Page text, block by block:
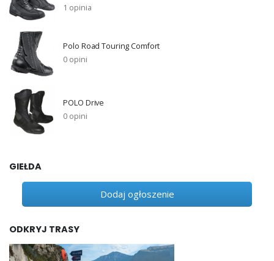
1 opinia
Polo Road Touring Comfort
0 opini
POLO Drive
0 opini
GIEŁDA
Dodaj ogłoszenie
ODKRYJ TRASY